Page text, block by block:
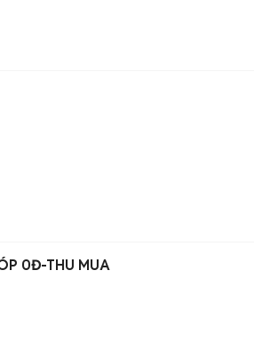
0Đ-THU MUA